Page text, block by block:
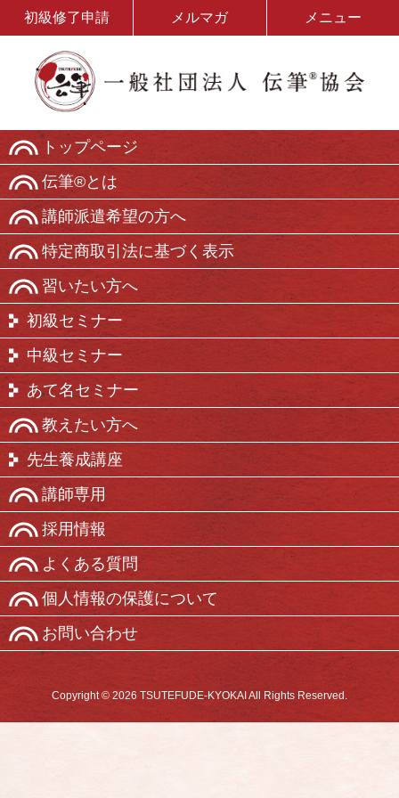
初級修了申請 メルマガ メニュー
トップページ
伝筆®とは
講師派遣希望の方へ
特定商取引法に基づく表示
習いたい方へ
初級セミナー
中級セミナー
あて名セミナー
教えたい方へ
先生養成講座
講師専用
採用情報
よくある質問
個人情報の保護について
お問い合わせ
Copyright © 2026 TSUTEFUDE-KYOKAI All Rights Reserved.